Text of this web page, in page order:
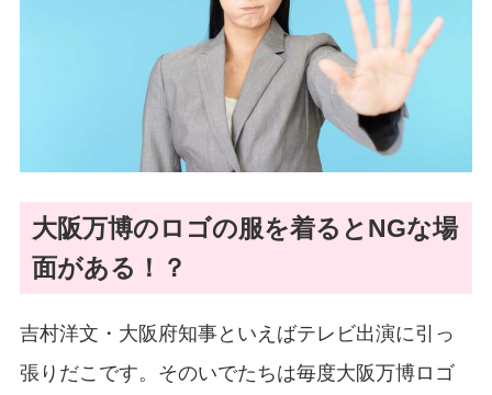
大阪万博のロゴの服を着るとNGな場
面がある！？
吉村洋文・大阪府知事といえばテレビ出演に引っ
張りだこです。そのいでたちは毎度大阪万博ロゴ